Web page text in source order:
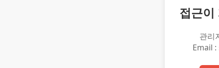
접근이
관리
Email